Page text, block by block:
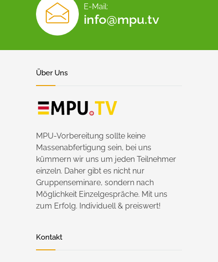
E-Mail:
info@mpu.tv
Über Uns
MPU-Vorbereitung sollte keine
Massenabfertigung sein, bei uns
kümmern wir uns um jeden Teilnehmer
einzeln. Daher gibt es nicht nur
Gruppenseminare, sondern nach
Möglichkeit Einzelgespräche. Mit uns
zum Erfolg. Individuell & preiswert!
Kontakt